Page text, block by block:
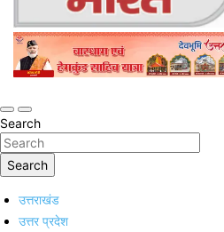
Jan Jan Ka Bharat
Online Trending Hindi News Website
Search
Search
उत्तराखंड
उत्तर प्रदेश